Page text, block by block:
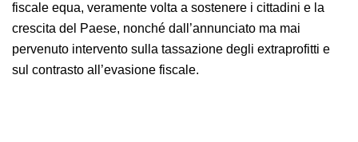
fiscale equa, veramente volta a sostenere i cittadini e la
crescita del Paese, nonché dall’annunciato ma mai
pervenuto intervento sulla tassazione degli extraprofitti e
sul contrasto all’evasione fiscale.